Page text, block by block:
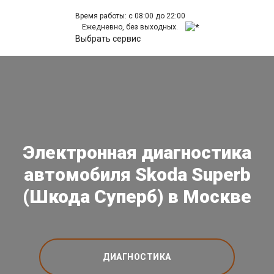
Время работы: с 08:00 до 22:00
Ежедневно, без выходных.
Выбрать сервис
Электронная диагностика
автомобиля Skoda Superb
(Шкода Суперб) в Москве
ДИАГНОСТИКА